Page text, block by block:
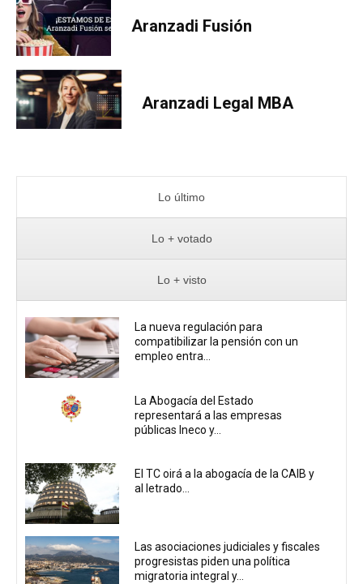
Aranzadi Fusión
Aranzadi Legal MBA
Lo último
Lo + votado
Lo + visto
La nueva regulación para
compatibilizar la pensión con un
empleo entra...
La Abogacía del Estado
representará a las empresas
públicas Ineco y...
El TC oirá a la abogacía de la CAIB y
al letrado...
Las asociaciones judiciales y fiscales
progresistas piden una política
migratoria integral y...